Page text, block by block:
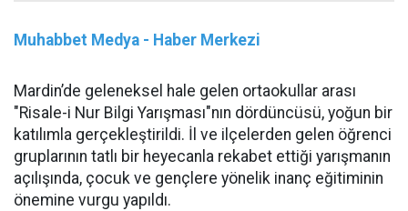
Muhabbet Medya - Haber Merkezi
Mardin’de geleneksel hale gelen ortaokullar arası
"Risale-i Nur Bilgi Yarışması"nın dördüncüsü, yoğun bir
katılımla gerçekleştirildi. İl ve ilçelerden gelen öğrenci
gruplarının tatlı bir heyecanla rekabet ettiği yarışmanın
açılışında, çocuk ve gençlere yönelik inanç eğitiminin
önemine vurgu yapıldı.